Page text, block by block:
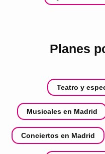
Planes
Teatro y
Musicales en Madrid
Conciertos en Madrid